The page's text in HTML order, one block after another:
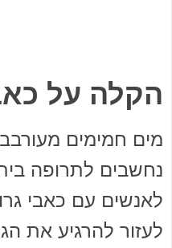
הקלה על
מים חמימים
נחשבים לתרופה
לאנשים עם כאבי
לעזור להרגיע את